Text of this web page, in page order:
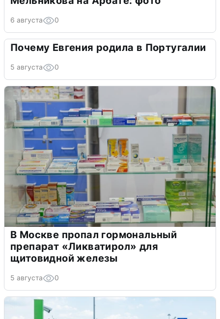
6 августа 0
Почему Евгения родила в Португалии
5 августа 0
В Москве пропал гормональный
препарат «Ликватирол» для
щитовидной железы
5 августа 0